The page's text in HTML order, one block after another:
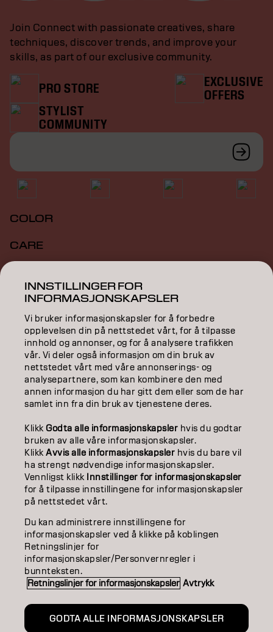
Join Connect with passionate creatives, share
techniques, discover trends, and improve your
skills, as part of our exclusive community.
PRO STORE
EXCLUSIVE
OFFERS
STYLIST
COMMUNITY
COLOR
CARE
STYLING
INSPIRATION
EDUCATION
ABOUT
SALON FINDER
BECOME A PARTNER
CONTACT US
ImprintPrivacy Policy Cookie Policy
Accessibility
NO | Norweian
Goldwell is part of
INNSTILLINGER FOR
INFORMASJONSKAPSLER
Vi bruker informasjonskapsler for å forbedre
opplevelsen din på nettstedet vårt, for å tilpasse
innhold og annonser, og for å analysere trafikken
vår. Vi deler også informasjon om din bruk av
nettstedet vårt med våre annonserings- og
analysepartnere, som kan kombinere den med
annen informasjon du har gitt dem eller som de har
samlet inn fra din bruk av tjenestene deres.
KlikkGodta alle informasjonskapsler hvis du godtar
bruken av alle våre informasjonskapsler.
KlikkAvvis alle informasjonskapsler hvis du bare vil
ha strengt nødvendige informasjonskapsler.
Vennligst klikk Innstillinger for informasjonskapsler
for å tilpasse innstillingene for informasjonskapsler
på nettstedet vårt.
Du kan administrere innstillingene for
informasjonskapsler ved å klikke på koblingen
Retningslinjer for
informasjonskapsler/Personvernregler i
bunnteksten.
Retningslinjer for informasjonskapsler Avtrykk
GODTA ALLE INFORMASJONSKAPSLER